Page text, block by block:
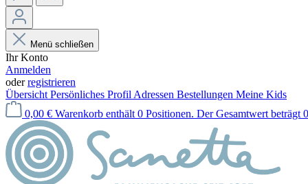
Menü schließen
Ihr Konto
Anmelden
oderregistrieren
Übersicht Persönliches Profil Adressen Bestellungen Meine Kids
0,00 € Warenkorb enthält 0 Positionen. Der Gesamtwert beträgt